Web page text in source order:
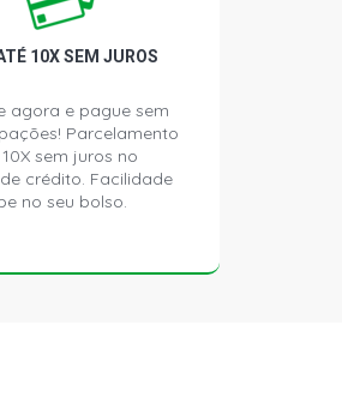
ZETEC
(2007
10X SEM JUROS
agora e pague sem
Parcelamento
sem juros no
crédito. Facilidade
no seu bolso.